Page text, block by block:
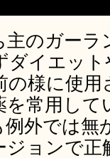
のガー
イエッ
様に使
を常用し
外では無
ョンで